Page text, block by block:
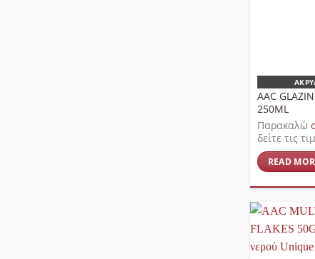
AAC
250ML
Παρακαλώ
δείτε τις
READ